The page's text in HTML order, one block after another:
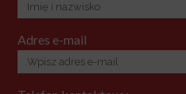
Adres e-mail